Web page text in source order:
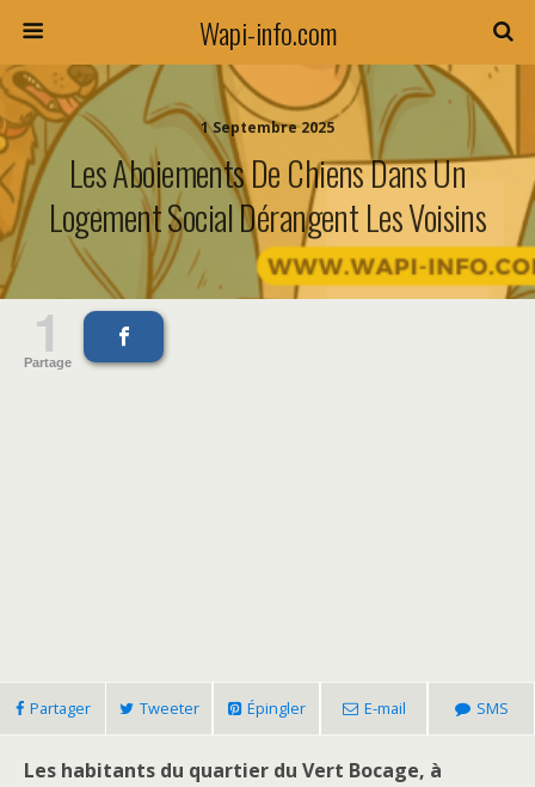
Wapi-info.com
1 Septembre 2025
Les Aboiements De Chiens Dans Un
Logement Social Dérangent Les Voisins
1
Partage
Partager Tweeter Épingler E-mail SMS
Les habitants du quartier du Vert Bocage, à